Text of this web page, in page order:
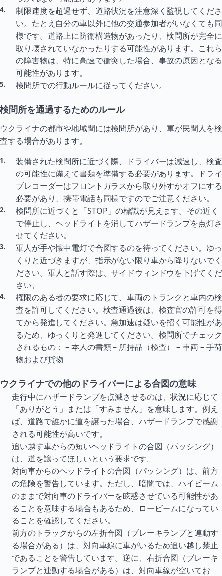
制限速度を超過せず、道路状況を注意深く監視してくださ
い。たとえ自分の車以外に他の交通参加者がいなくても同
様です。道路上に防衛構造物があったり、検問所が完全に
取り壊されていなかったりする可能性があります。これら
の障害物は、特に高速で衝突した場合、事故の原因となる
可能性があります。
検問所での行動ルールに従ってください。
検問所を通過するためのルール
ウクライナの都市や地域間には検問所があり、軍が民間人を検
査する場合があります。
装備された検問所に近づく際、ドライバーは減速し、検査
の可能性に備えて書類を準備する必要があります。ドライ
ブレコーダーはフロントガラスから取り外すかオフにする
必要があり、携帯電話も同様ですのでご注意ください。
検問所に近づくと「STOP」の標識が見えます。その近く
で停止し、ヘッドライトを消してハザードランプを点灯さ
せてください。
軍人が手や懐中電灯で合図するのを待ってください。ゆっ
くりと近づきますが、指示がない限り車から降りないでく
ださい。軍人と話す際は、サイドウィンドウを下げてくだ
さい。
権限のある者の要求に応じて、車両のトランクと車内の検
査を許可してください。検査通過後は、検査官の許可を得
てから発進してください。急加速は疑いを招く可能性があ
るため、ゆっくりと発進してください。検問所でチェック
されるもの： – 本人の書類 – 所持品（検査） – 車両 – 手荷
物および貨物
ウクライナでの他のドライバーによる合図の意味
走行中にハザードランプを点滅させるのは、状況に応じて
「ありがとう」または「すみません」を意味します。例え
ば、道路で誰かに道を譲った場合、ハザードランプで感謝
される可能性が高いです。
追い越す車からの短いヘッドライトの合図（パッシング）
は、道を譲ってほしいという要求です。
対向車からのヘッドライトの合図（パッシング）は、前方
の危険を警告しています。ただし、暗闇では、ハイビーム
のままで対向車のドライバーを眩惑させている可能性があ
ることを意味する場合もあるため、ロービームになってい
ることを確認してください。
前方のトラックからの左折合図（ブレーキランプと連動す
る場合がある）は、対向車線に車がいるため追い越し禁止
であることを警告しています。逆に、右折合図（ブレーキ
ランプと連動する場合がある）は、対向車線が空いてお